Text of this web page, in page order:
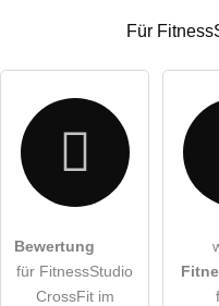
DieDatenschutzerklärung
Für
Bewertung
für FitnessStudio
CrossFit im